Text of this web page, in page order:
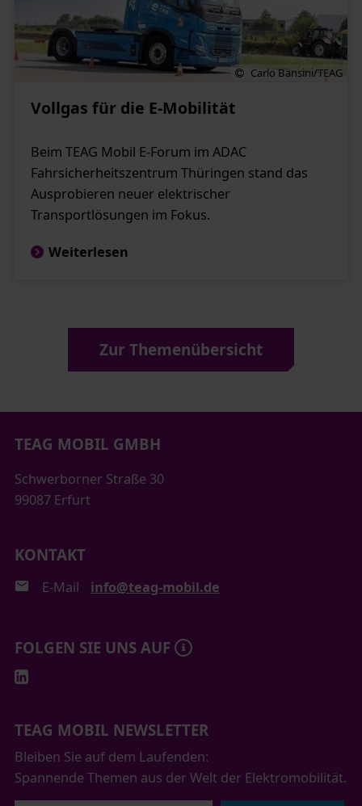
Carlo Bansini/TEAG
Vollgas für die E-Mobilität
Beim TEAG Mobil E-Forum im ADAC
Fahrsicherheitszentrum Thüringen stand das
Ausprobieren neuer elektrischer
Transportlösungen im Fokus.
Weiterlesen
Zur Themenübersicht
TEAG MOBIL GMBH
Schwerborner Straße 30
99087 Erfurt
KONTAKT
E-Mail info@teag-mobil.de
FOLGEN SIE UNS AUF
TEAG MOBIL NEWSLETTER
Bleiben Sie auf dem Laufenden:
Spannende Themen aus der Welt der Elektromobilität.